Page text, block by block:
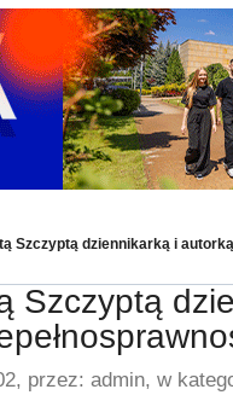
Szczyptą dziennikarką i
Szczyptą
przez: admin, w